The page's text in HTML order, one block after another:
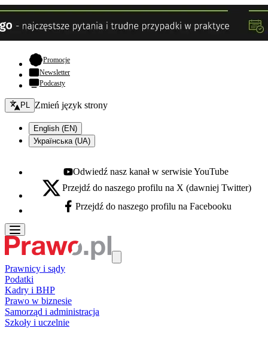
Promocje- otwiera się w nowej karcie
Newsletter
Podcasty
Zmień język - bieżący:
PL Zmień język strony
English (EN)
Українська (UA)
Youtube - otwiera się w nowej karcie
Odwiedź nasz kanał w serwisie YouTube
X - otwiera się w nowej karcie
Przejdź do naszego profilu na X (dawniej Twitter)
Facebook - otwiera się w nowej karcie
Przejdź do naszego profilu na Facebooku
Prawnicy i sądy
Podatki
Kadry i BHP
Prawo w biznesie
Samorząd i administracja
Szkoły i uczelnie